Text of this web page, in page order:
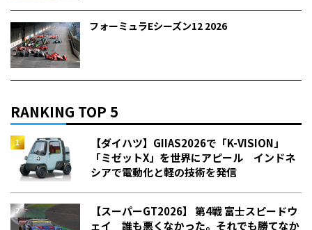
フォーミュラEシーズン12 2026
RANKING TOP 5
【ダイハツ】GIIAS2026で「K-VISION」
「ミゼットX」を世界にアピール インドネ
シアで電動化と軽の技術を発信
【スーパーGT2026】 第4戦 富士スピードウ
ェイ 誰も悪くなかった。それでも勝てなか